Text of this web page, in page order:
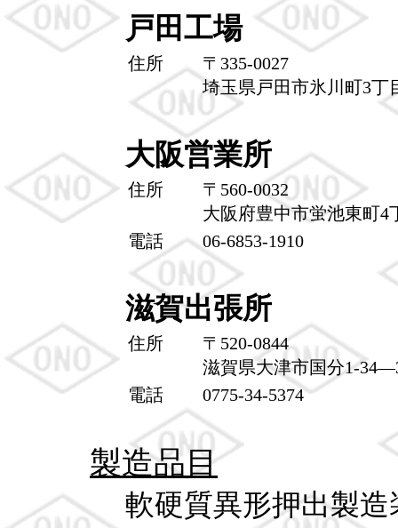
戸田工場
住所
〒335-0027
埼玉県戸田市氷川町3丁
大阪営業所
住所
〒560-0032
大阪府豊中市蛍池東町4
電話
06-6853-1910
滋賀出張所
住所
〒520-0844
滋賀県大津市国分1-
電話
0775-34-5374
製造品目
軟硬質異形押出製